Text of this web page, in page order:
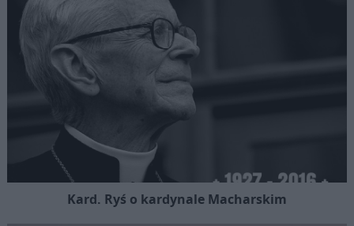
Kard. Ryś o kardynale Macharskim